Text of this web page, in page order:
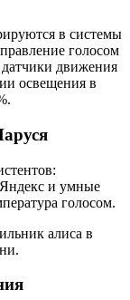
в системы
голосом
движения
освещения в
Яндекс и умные
голосом.
алиса в
.